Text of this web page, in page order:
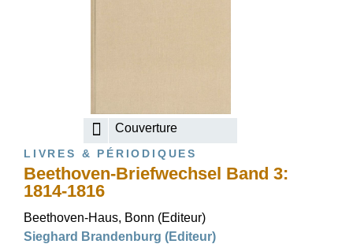
Couverture
LIVRES & PÉRIODIQUES
Beethoven-Briefwechsel Band 3:
1814-1816
Beethoven-Haus, Bonn (Editeur)
Sieghard Brandenburg (Editeur)